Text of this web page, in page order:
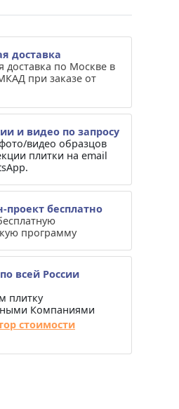
доставка
доставка по Москве в
при заказе от
и видео по запросу
видео образцов
плитки на email
проект бесплатно
программу
всей России
плитку
Компаниями
стоимости